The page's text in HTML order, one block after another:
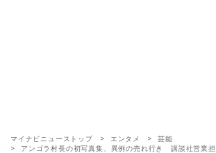
マイナビニューストップ エンタメ
芸能
アンゴラ村長の初写真集、異例の売れ行き 講談社営業担